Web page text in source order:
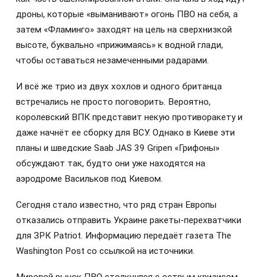
дроны, которые «выманивают» огонь ПВО на себя, а
затем «Фламинго» заходят на цель на сверхнизкой
высоте, буквально «прижимаясь» к водной глади,
чтобы оставаться незамеченными радарами.
И всё же трио из двух хохлов и одного британца
встречались не просто поговорить. Вероятно,
королевский ВПК представит некую противоракету и
даже начнёт ее сборку для ВСУ. Однако в Киеве эти
планы и шведские Saab JAS 39 Gripen «Грифоны»
обсуждают так, будто они уже находятся на
аэродроме Васильков под Киевом.
Сегодня стало известно, что ряд стран Европы
отказались отправить Украине ракеты-перехватчики
для ЗРК Patriot. Информацию передаёт газета The
Washington Post со ссылкой на источники.